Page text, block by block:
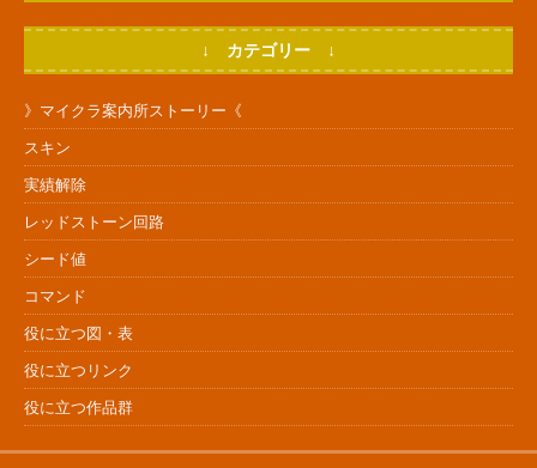
↓ カテゴリー ↓
》マイクラ案内所ストーリー《
スキン
実績解除
レッドストーン回路
シード値
コマンド
役に立つ図・表
役に立つリンク
役に立つ作品群